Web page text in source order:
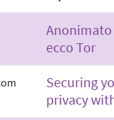
ecco Tor
Securing
privacy